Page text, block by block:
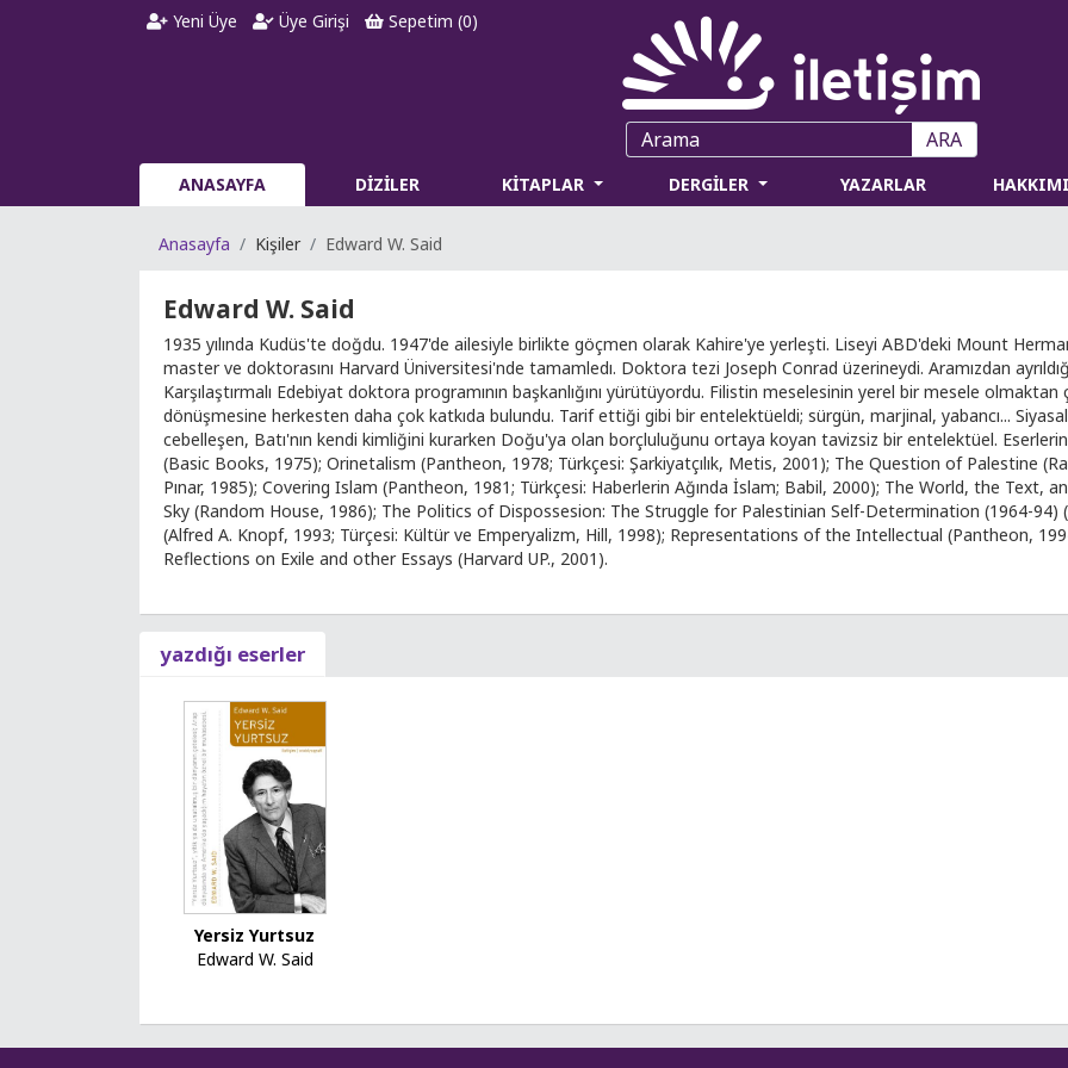
Yeni Üye Üye Girişi Sepetim (0)
ARA
ANASAYFA DİZİLER KİTAPLAR DERGİLER YAZARLAR
Anasayfa Kişiler Edward W. Said
Edward W. Said
1935 yılında Kudüs'te doğdu. 1947'de ailesiyle birlikte göçmen olarak Kahire'ye yerleşti. Liseyi ABD'deki Mount
master ve doktorasını Harvard Üniversitesi'nde tamamledı. Doktora tezi Joseph Conrad üzerineydi. Aramızdan
Karşılaştırmalı Edebiyat doktora programının başkanlığını yürütüyordu. Filistin meselesinin yerel bir mesele olmaktan
dönüşmesine herkesten daha çok katkıda bulundu. Tarif ettiği gibi bir entelektüeldi; sürgün, marjinal, yabancı... Siyasal
cebelleşen, Batı'nın kendi kimliğini kurarken Doğu'ya olan borçluluğunu ortaya koyan tavizsiz bir entelektüel.
(Basic Books, 1975); Orinetalism (Pantheon, 1978; Türkçesi: Şarkiyatçılık, Metis, 2001); The Question of Palestine
Pınar, 1985); Covering Islam (Pantheon, 1981; Türkçesi: Haberlerin Ağında İslam; Babil, 2000); The World, the Text,
Sky (Random House, 1986); The Politics of Dispossesion: The Struggle for Palestinian Self-Determination (1964-
(Alfred A. Knopf, 1993; Türçesi: Kültür ve Emperyalizm, Hill, 1998); Representations of the Intellectual (Pantheon,
Reflections on Exile and other Essays (Harvard UP., 2001).
yazdığı eserler
Yersiz Yurtsuz
Edward W. Said